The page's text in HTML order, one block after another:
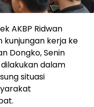
AKBP Ridwan
kunjungan kerja ke
Dongko, Senin
dalam
situasi